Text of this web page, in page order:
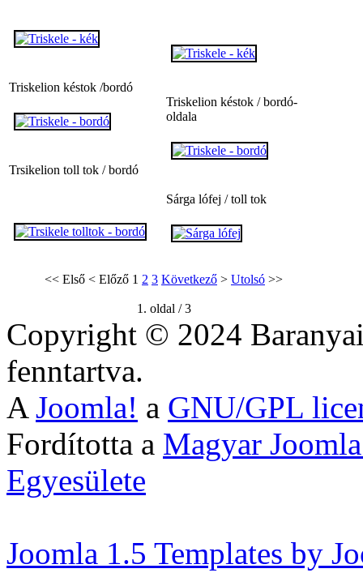
Triskelion késtok /bordó
Trsikelion toll tok / bordó
Triskelion késtok / bordó-
oldala
Sárga lófej / toll tok
<< Első < Előző 1 2 3 Következő > Utolsó >>
1. oldal / 3
Copyright © 2024
fenntartva.
A Joomla! a GNU/GPL
Fordította a Magyar
Egyesülete
Joomla 1.5 Templates by